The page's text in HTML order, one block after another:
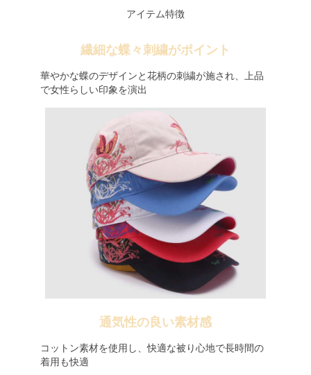
アイテム特徴
繊細な蝶々刺繍がポイント
華やかな蝶のデザインと花柄の刺繍が施され、上品
で女性らしい印象を演出
通気性の良い素材感
コットン素材を使用し、快適な被り心地で長時間の
着用も快適